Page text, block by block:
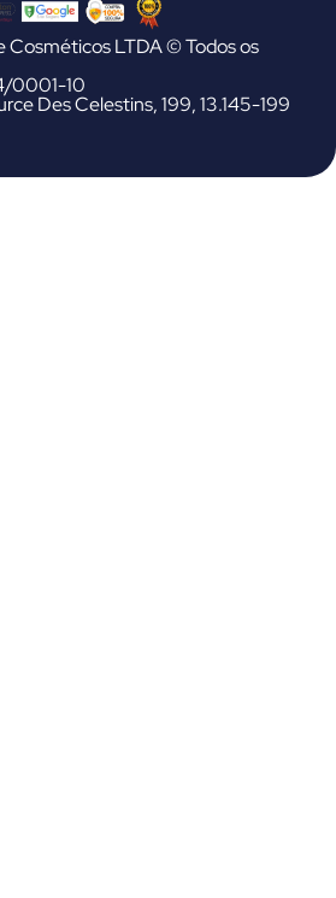
Cosméticos LTDA © Todos os
0001-10
Des Celestins, 199, 13.145-199